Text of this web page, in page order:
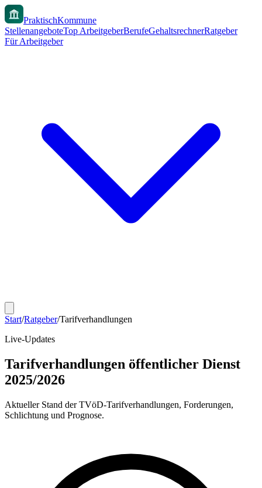
PraktischKommune
StellenangeboteTop ArbeitgeberBerufeGehaltsrechnerRatgeber
Für Arbeitgeber
Start/Ratgeber/Tarifverhandlungen
Live-Updates
Tarifverhandlungen öffentlicher Dienst
2025/2026
Aktueller Stand der TVöD-Tarifverhandlungen, Forderungen,
Schlichtung und Prognose.